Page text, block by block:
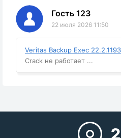
Гость 123
22 июля 2026 11:50
Veritas Backup Exec
Crack не работает ...